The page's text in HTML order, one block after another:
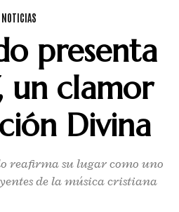
NOTICIAS
presenta
un clamor
Divina
reafirma su lugar como uno
de la música cristiana